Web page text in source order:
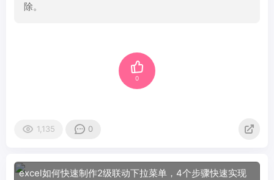
除。
0
1,135 0
excel如何快速制作2级联动下拉菜单，4个步骤快速实现